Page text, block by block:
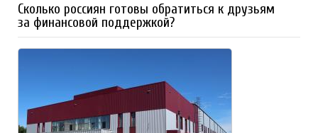
Сколько россиян готовы обратиться к друзьям
за финансовой поддержкой?